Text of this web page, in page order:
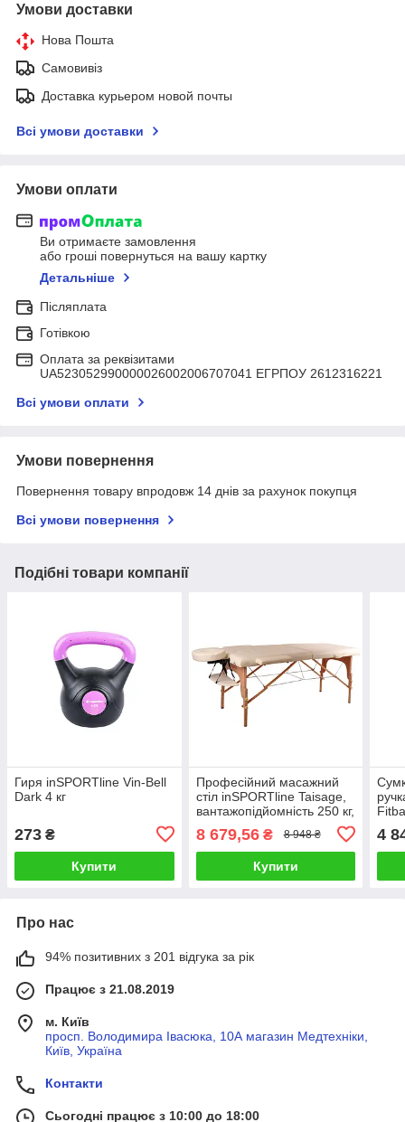
Умови доставки
Нова Пошта
Самовивіз
Доставка курьером новой почты
Всі умови доставки
Умови оплати
Ви отримаєте замовлення
або гроші повернуться на вашу картку
Детальніше
Післяплата
Готівкою
Оплата за реквізитами
UA523052990000026002006707041 ЕГРПОУ 2612316221
Всі умови оплати
Умови повернення
Повернення товару впродовж 14 днів за рахунок покупця
Всі умови повернення
Подібні товари компанії
Гиря inSPORTline Vin-Bell
Dark 4 кг
273 ₴
Купити
Професійний масажний
стіл inSPORTline Taisage,
вантажопідйомність 250 кг,
8 679,56₴ 8 948 ₴
Купити
4
Про нас
94% позитивних з 201 відгука за рік
Працює з 21.08.2019
м. Київ
просп. Володимира Івасюка, 10А магазин Медтехніки,
Київ, Україна
Контакти
Сьогодні працює з 10:00 до 18:00